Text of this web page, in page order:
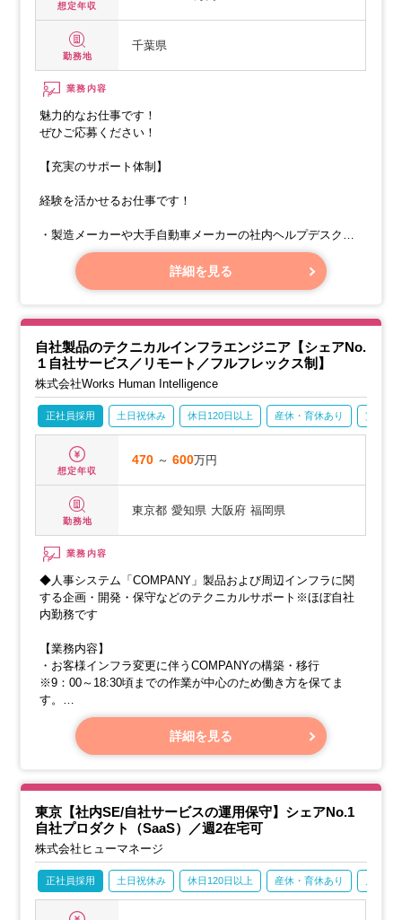
想定年収
勤務地
千葉県
業務内容
魅力的なお仕事です！
ぜひご応募ください！
【充実のサポート体制】
経験を活かせるお仕事です！
・製造メーカーや大手自動車メーカーの社内ヘルプデスク業
詳細を見る
自社製品のテクニカルインフラエンジニア【シェアNo.
１自社サービス／リモート／フルフレックス制】
株式会社Works Human Intelligence
正社員採用 土日祝休み 休日120日以上 産休・育休あり 賞与あ
想定年収
470 ～600万円
勤務地
東京都 愛知県 大阪府 福岡県
業務内容
◆人事システム「COMPANY」製品および周辺インフラに関
する企画・開発・保守などのテクニカルサポート※ほぼ自社
内勤務です
【業務内容】
・お客様インフラ変更に伴うCOMPANYの構築・移行
※9：00～18:30頃までの作業が中心のため働き方を保てま
す。
・アプリケーション及びミドルウェアのメンテナンス
・クラウド移行に関わる要件定義・実行
・当社クラウドサービスとお客様環境との連携基盤の企画・
・当社製品の周辺サービスに関するプリセールス、新サービ
スの企画
詳細を見る
東京【社内SE/自社サービスの運用保守】シェアNo.1
自社プロダクト（SaaS）／週2在宅可
株式会社ヒューマネージ
正社員採用 土日祝休み 休日120日以上 産休・育休あり